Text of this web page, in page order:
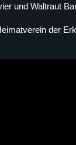
und Waltraut
der